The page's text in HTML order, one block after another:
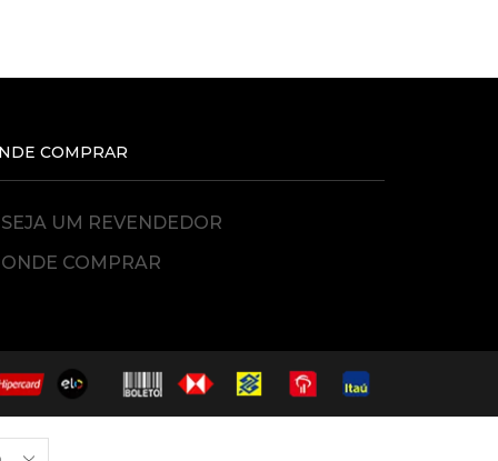
COMPRAR
SEJA UM REVENDEDOR
ONDE COMPRAR